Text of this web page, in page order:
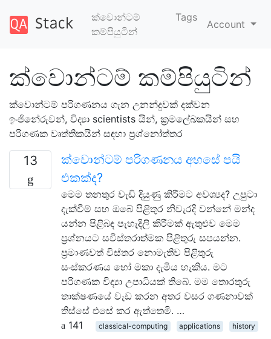
ක්වොන්ටම්
කම්පියුටින්
Tags
Account
ක්වොන්ටම් කම්පියුටින්
ක්වොන්ටම් පරිගණනය ගැන උනන්දුවක් දක්වන
ඉංජිනේරුවන්, විද්‍යා scientists යින්, ක්‍රමලේඛකයින් සහ
පරිගණක වෘත්තිකයින් සඳහා ප්‍රශ්නෝත්තර
13
ක්වොන්ටම් පරිගණනය අහසේ පයි
එකක්ද?
මෙම තනතුර වැඩි දියුණු කිරීමට අවශ්‍යද? උපුටා
දැක්වීම් සහ ඔබේ පිළිතුර නිවැරදි වන්නේ මන්ද
යන්න පිළිබඳ පැහැදිලි කිරීමක් ඇතුළුව මෙම
ප්‍රශ්නයට සවිස්තරාත්මක පිළිතුරු සපයන්න.
ප්‍රමාණවත් විස්තර නොමැතිව පිළිතුරු
සංස්කරණය හෝ මකා දැමිය හැකිය. මට
පරිගණක විද්‍යා උපාධියක් තිබේ. මම තොරතුරු
තාක්ෂණයේ වැඩ කරන අතර වසර ගණනාවක්
තිස්සේ එසේ කර ඇත්තෙමි. …
141
classical-computing applications history